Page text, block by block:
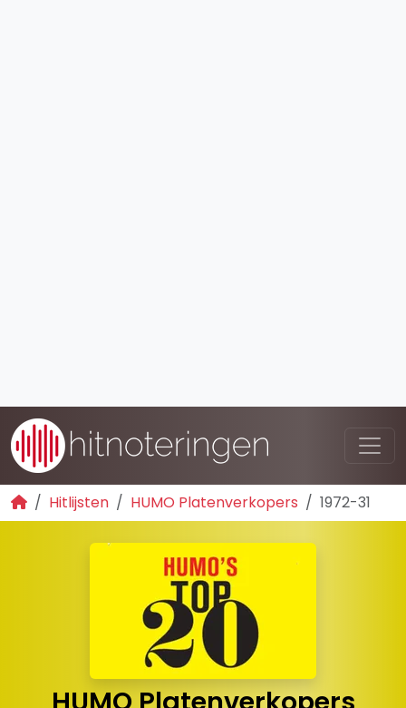
Hitlijsten HUMO Platenverkopers 1972-31